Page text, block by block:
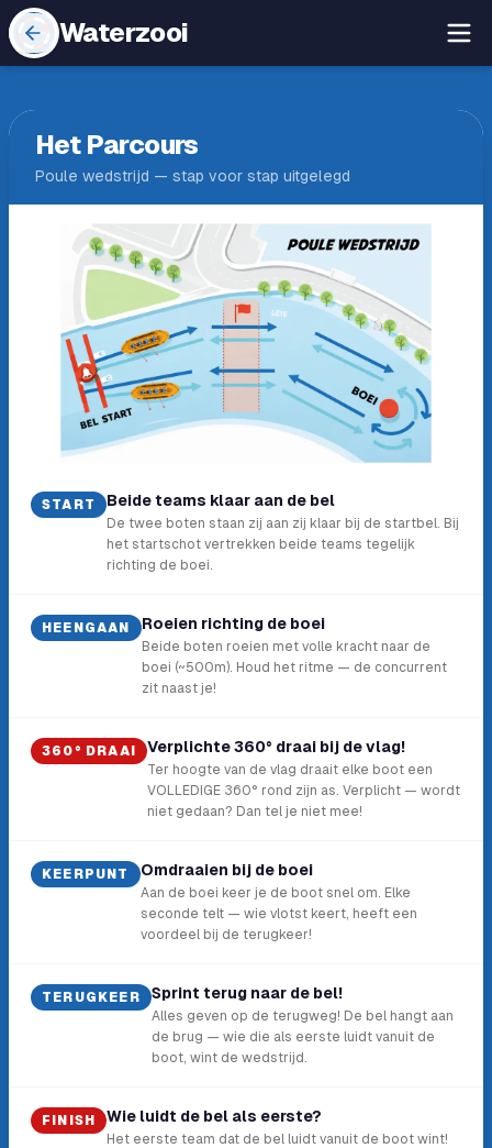
Waterzooi
Het Parcours
Poule wedstrijd — stap voor stap uitgelegd
START Beide teams klaar aan de bel
De twee boten staan zij aan zij klaar bij de startbel. Bij
het startschot vertrekken beide teams tegelijk
richting de boei.
HEENGAAN Roeien richting de boei
Beide boten roeien met volle kracht naar de
boei (~500m). Houd het ritme — de concurrent
zit naast je!
360° DRAAI Verplichte 360° draai bij de vlag!
Ter hoogte van de vlag draait elke boot een
VOLLEDIGE 360° rond zijn as. Verplicht — wordt
niet gedaan? Dan tel je niet mee!
KEERPUNT Omdraaien bij de boei
Aan de boei keer je de boot snel om. Elke
seconde telt — wie vlotst keert, heeft een
voordeel bij de terugkeer!
TERUGKEER Sprint terug naar de bel!
Alles geven op de terugweg! De bel hangt aan
de brug — wie die als eerste luidt vanuit de
boot, wint de wedstrijd.
FINISH Wie luidt de bel als eerste?
Het eerste team dat de bel luidt vanuit de boot wint!